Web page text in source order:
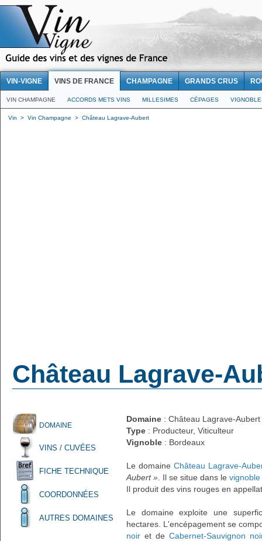
VIN-VIGNE VINS DE FRANCE CHAMPAGNE GRANDS CRUS
VIN CHAMPAGNE ACCORDS METS VINS MILLESIMES CÉPAGES
Vin > Vin Champagne > Château Lagrave-Aubert
Château Lagrave-
DOMAINE
VINS / CUVÉES
FICHE TECHNIQUE
COORDONNÉES
AUTRES DOMAINES
Domaine : Château Lagrave-Aubert
Type : Producteur, Viticulteur
Vignoble : Bordeaux
Le domaine Château Lagrave-
Aubert » . Il se situe dans le
Il produit des vins rouges en
Le domaine exploite une
hectares. L'encépagement se
noir et de Cabernet-Sauvignon